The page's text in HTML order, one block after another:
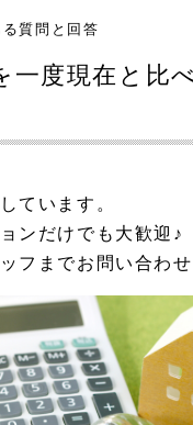
質問と回答
一度現在と比
ています。
ンだけでも大歓迎♪
フまでお問い合わせ